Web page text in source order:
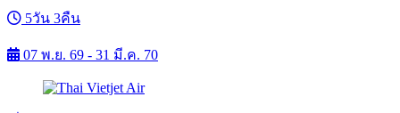
5วัน 3คืน
07 พ.ย. 69 - 31 มี.ค. 70